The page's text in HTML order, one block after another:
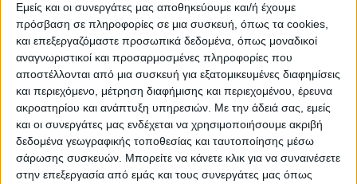
Εμείς και οι συνεργάτες μας αποθηκεύουμε και/ή έχουμε
πρόσβαση σε πληροφορίες σε μια συσκευή, όπως τα cookies,
και επεξεργαζόμαστε προσωπικά δεδομένα, όπως μοναδικοί
αναγνωριστικοί και προσαρμοσμένες πληροφορίες που
αποστέλλονται από μια συσκευή για εξατομικευμένες διαφημίσεις
και περιεχόμενο, μέτρηση διαφήμισης και περιεχομένου, έρευνα
ακροατηρίου και ανάπτυξη υπηρεσιών. Με την άδειά σας, εμείς
και οι συνεργάτες μας ενδέχεται να χρησιμοποιήσουμε ακριβή
δεδομένα γεωγραφικής τοποθεσίας και ταυτοποίησης μέσω
σάρωσης συσκευών. Μπορείτε να κάνετε κλικ για να συναινέσετε
στην επεξεργασία από εμάς και τους συνεργάτες μας όπως